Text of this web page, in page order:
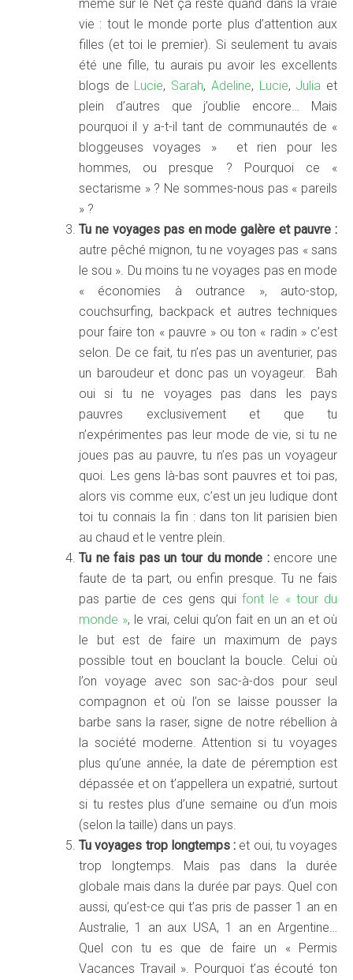
même sur le Net ça reste quand dans la vraie
vie : tout le monde porte plus d’attention aux
filles (et toi le premier). Si seulement tu avais
été une fille, tu aurais pu avoir les excellents
blogs de Lucie, Sarah, Adeline, Lucie, Julia et
plein d’autres que j’oublie encore… Mais
pourquoi il y a-t-il tant de communautés de «
bloggeuses voyages » et rien pour les
hommes, ou presque ? Pourquoi ce «
sectarisme » ? Ne sommes-nous pas « pareils
» ?
Tu ne voyages pas en mode galère et pauvre :
autre pêché mignon, tu ne voyages pas « sans
le sou ». Du moins tu ne voyages pas en mode
« économies à outrance », auto-stop,
couchsurfing, backpack et autres techniques
pour faire ton « pauvre » ou ton « radin » c’est
selon. De ce fait, tu n’es pas un aventurier, pas
un baroudeur et donc pas un voyageur. Bah
oui si tu ne voyages pas dans les pays
pauvres exclusivement et que tu
n’expérimentes pas leur mode de vie, si tu ne
joues pas au pauvre, tu n’es pas un voyageur
quoi. Les gens là-bas sont pauvres et toi pas,
alors vis comme eux, c’est un jeu ludique dont
toi tu connais la fin : dans ton lit parisien bien
au chaud et le ventre plein.
Tu ne fais pas un tour du monde :encore une
faute de ta part, ou enfin presque. Tu ne fais
pas partie de ces gens quifont le « tour du
monde », le vrai, celui qu’on fait en un an et où
le but est de faire un maximum de pays
possible tout en bouclant la boucle. Celui où
l’on voyage avec son sac-à-dos pour seul
compagnon et où l’on se laisse pousser la
barbe sans la raser, signe de notre rébellion à
la société moderne. Attention si tu voyages
plus qu’une année, la date de péremption est
dépassée et on t’appellera un expatrié, surtout
si tu restes plus d’une semaine ou d’un mois
(selon la taille) dans un pays.
Tu voyages trop longtemps : et oui, tu voyages
trop longtemps. Mais pas dans la durée
globale mais dans la durée par pays. Quel con
aussi, qu’est-ce qui t’as pris de passer 1 an en
Australie, 1 an aux USA, 1 an en Argentine…
Quel con tu es que de faire un « Permis
Vacances Travail ». Pourquoi t’as écouté ton